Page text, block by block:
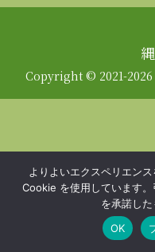
Copyright © 2021-
ホーム
よりよいエクスペリエン
Cookie を使用しています
を承諾した
OK